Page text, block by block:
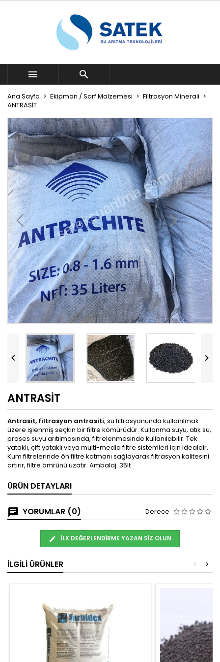
 
Ana Sayfa Ekipman / Sarf Malzemesi
Filtrasyon Minerali
ANTRASİT
 
ANTRASİT
Antrasit, filtrasyon antrasiti; su filtrasyonunda kullanılmak
üzere işlenmiş seçkin bir filtre kömürüdür. Kullanma suyu, atık su,
proses suyu arıtılmasında, filtrelenmesinde kullanılabilir. Tek
yataklı, çift yataklı veya multi-media filtre sistemleri için idealdir.
Kum filtrelerinde ön filtre katmanı sağlayarak filtrasyon kalitesini
artırır, filtre ömrünü uzatır. Ambalaj: 35lt
ÜRÜN DETAYLARI
YORUMLAR (0) Derece
İLK DEĞERLENDIRME YAZAN SIZ OLUN
İLGILI ÜRÜNLER >
<